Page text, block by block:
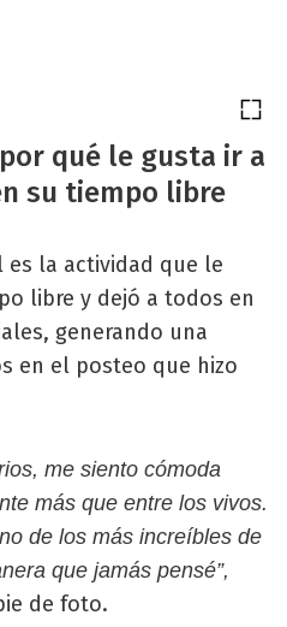
qué le gusta ir a
su tiempo libre
es la actividad que le
libre y dejó a todos en
generando una
en el posteo que hizo
me siento cómoda
más que entre los vivos.
de los más increíbles de
que jamás pensé”,
de foto.